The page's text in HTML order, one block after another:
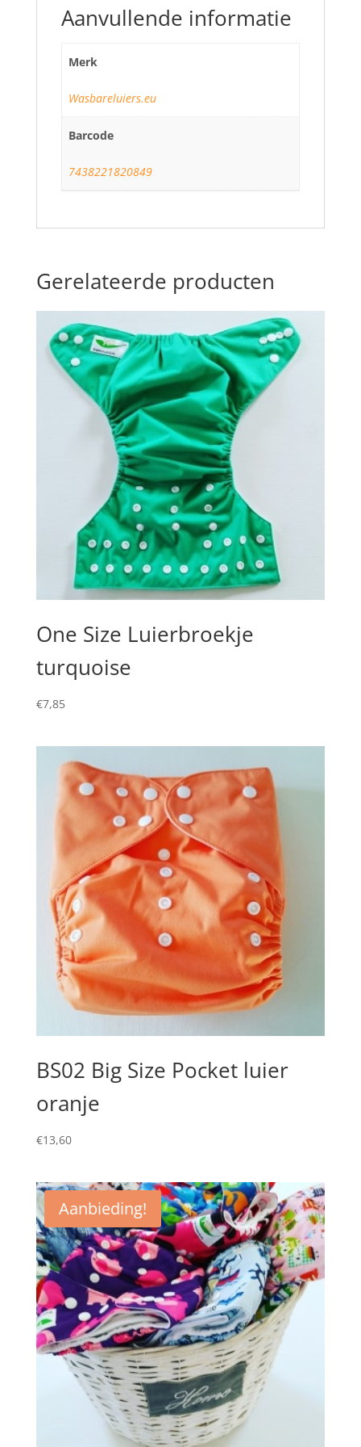
Aanvullende informatie
Merk
Wasbareluiers.eu
Barcode
7438221820849
Gerelateerde producten
One Size Luierbroekje
turquoise
€7,85
BS02 Big Size Pocket luier
oranje
€13,60
Aanbieding!